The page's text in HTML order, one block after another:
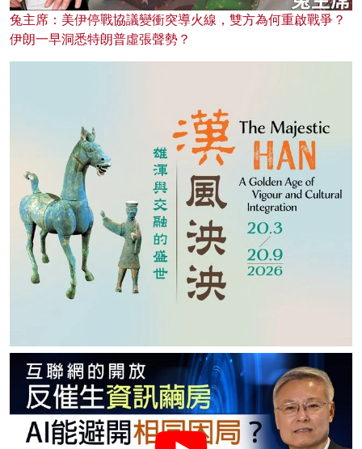
兔主席：美伊停戰協議變衝突導火線，雙方為何重啟戰爭？
伊朗一早洞悉特朗普虛張聲勢？